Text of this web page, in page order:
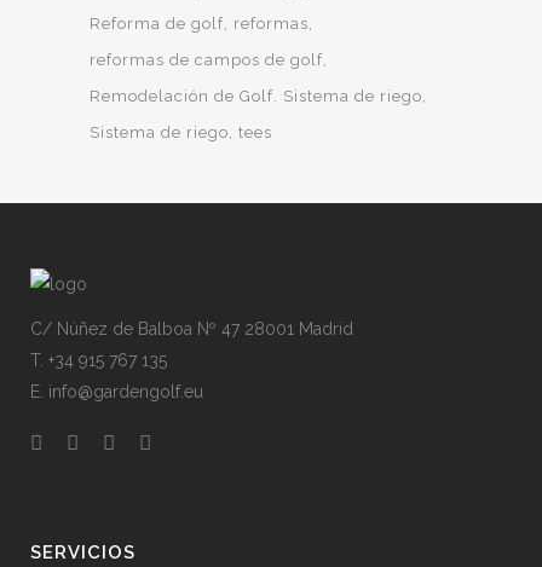
Reforma de golf reformas
reformas de campos de golf
Remodelación de Golf. Sistema de riego
Sistema de riego tees
C/ Núñez de Balboa Nº 47 28001 Madrid
T. +34 915 767 135
E. info@gardengolf.eu
SERVICIOS